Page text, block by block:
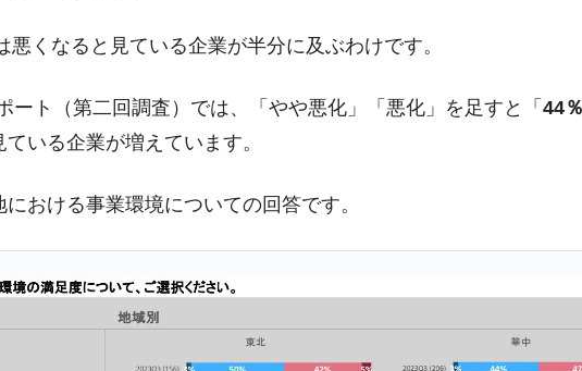
の意外すぎるモチーフとは？
崩壊、鳴かず飛ばずに終わりそうなスーパーリーグとは？
悪くなると見ている企業が半分に及ぶわけです。
ート（第二回調査）では、「やや悪化」「悪化」を足すと「 44％
いる企業が増えています。
おける事業環境についての回答です。